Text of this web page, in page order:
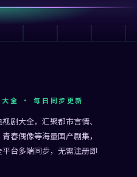
全 · 每日同步更新
剧大全，汇聚都市言情、
春偶像等海量国产剧集，
台多端同步，无需注册即